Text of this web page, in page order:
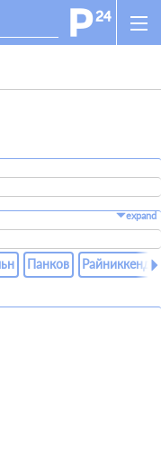
expand
Панков